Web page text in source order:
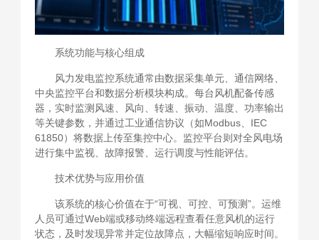
系统功能与核心组成
风力发电监控系统通常由数据采集单元、通信网络、
中央监控平台和数据分析模块构成。每台风机配备传感
器，实时监测风速、风向、转速、振动、温度、功率输出
等关键参数，并通过工业通信协议（如Modbus、IEC
61850）将数据上传至集控中心。监控平台则对全风电场
进行集中监视、故障报警、运行调度与性能评估。
技术优势与应用价值
该系统的核心价值在于“可视、可控、可预测”。运维
人员可通过Web端或移动终端远程查看任意风机的运行
状态，及时发现异常并定位故障点，大幅缩短响应时间。